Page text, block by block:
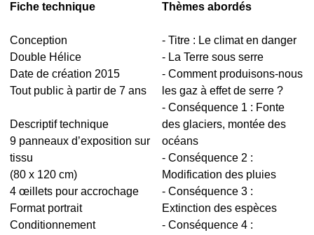
Fiche technique
Conception
Double Hélice
Date de création 2015
Tout public à partir de 7 ans
Descriptif technique
9 panneaux d’exposition sur
tissu
(80 x 120 cm)
4 œillets pour accrochage
Format portrait
Conditionnement
Thèmes abordés
- Titre : Le climat en danger
- La Terre sous serre
- Comment produisons-nous
les gaz à effet de serre ?
- Conséquence 1 : Fonte
des glaciers, montée des
océans
- Conséquence 2 :
Modification des pluies
- Conséquence 3 :
Extinction des espèces
- Conséquence 4 :